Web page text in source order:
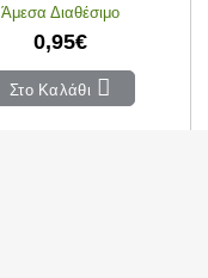
Άμεσα Διαθέσιμο
0,95€
Στο Καλάθι